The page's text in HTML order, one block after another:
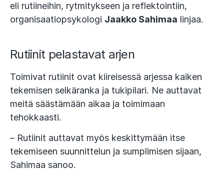
eli rutiineihin, rytmitykseen ja reflektointiin,
organisaatiopsykologi Jaakko Sahimaa linjaa.
Rutiinit pelastavat arjen
Toimivat rutiinit ovat kiireisessä arjessa kaiken
tekemisen selkäranka ja tukipilari. Ne auttavat
meitä säästämään aikaa ja toimimaan
tehokkaasti.
– Rutiinit auttavat myös keskittymään itse
tekemiseen suunnittelun ja sumplimisen sijaan,
Sahimaa sanoo.